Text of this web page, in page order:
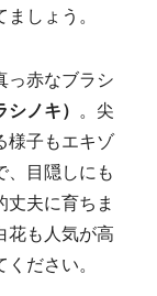
しょう。
っ赤なブラシ
ノキ） 。尖
様子もエキゾ
、目隠しにも
夫に育ちま
花も人気が高
ださい。